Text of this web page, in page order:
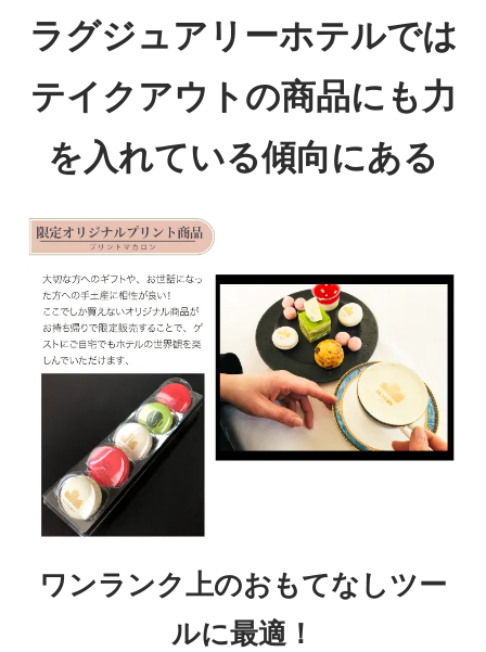
ラグジュアリーホテルでは
テイクアウトの商品にも力
を入れている傾向にある
ワンランク上のおもてなしツー
ルに最適！